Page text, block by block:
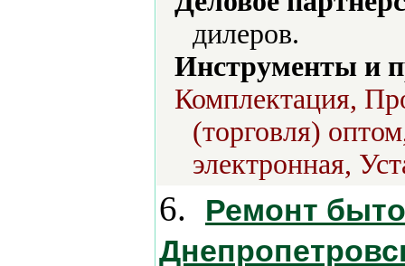
дилеров.
Инструменты и
Комплектация,
(торговля)
электронная,
6.
Ремонт